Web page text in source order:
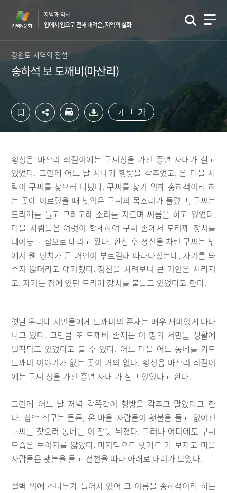
로가
지역과 역사
입에서 입으로 전해 내려온, 지역의 설화
강원도 지역의 전설
송하석 보 도깨비(마산리)
가 가
횡성읍 마산리 쇠절이에는 구씨성을 가진 중년 사내가 살고
있었다. 그런데 어느 날 사내가 행방을 감추었고, 온 마을 사
람이 구씨를 찾으러 다녔다. 구씨를 찾기 위해 송하석이라 하
는 곳에 이르렀을 때 낯익은 구씨의 목소리가 들렸고, 구씨는
도리깨를 들고 고래고래 소리를 지르며 씨름을 하고 있었다.
마을 사람들은 여럿이 합세하여 구씨 손에서 도리깨 장치를
떼어놓고 집으로 데리고 왔다. 한참 후 정신을 차린 구씨는 밖
에서 웬 덩치가 큰 거인이 부르길래 따라나섰는데, 자기를 놔
주지 않더라고 얘기했다. 정신을 차려보니 큰 거인은 사라지
고, 자기는 집에 있던 도리깨 장치를 붙들고 있었다고 한다.
옛날 우리네 서민들에게 도깨비의 존재는 매우 재미있게 나타
나고 있다. 그만큼 또 도깨비 존재는 이 땅의 서민들 생활에
밀착되고 있었다고 볼 수 있다. 어느 마을 어느 동네를 가도
도깨비 이야기가 없는 곳이 거의 없다. 횡성읍 마산리 쇠절이
에는 구씨 성을 가진 중년 사내 가 살고 있었다고 한다.
그런데 어느 날 저녁 감쪽같이 행방을 감추고 말았다고 한
다. 집안 식구는 물론, 온 마을 사람들이 횃불을 들고 없어진
구씨를 찾으러 동네를 이 잡듯 뒤졌다. 그러나 어디에도 구씨
모습은 보이지를 않았다. 마지막으로 냇가로 가 보자고 마을
사람들은 횃불을 들고 전천을 따라 아래로 내려가 보았다.
절벽 위에 소나무가 들어차 있어 그 이름을 송하석이라 하는